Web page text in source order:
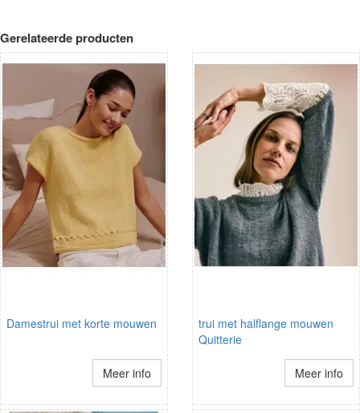
Gerelateerde producten
Damestrui met korte mouwen
Meer info
trui met halflange mouwen
Quitterie
Meer info